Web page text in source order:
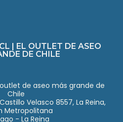
| EL OUTLET DE ASEO
DE CHILE
de aseo más grande de
Chile
Velasco 8557, La Reina,
Metropolitana
- La Reina